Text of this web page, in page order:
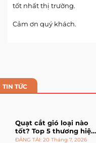
tốt nhất thị trường.
Cảm ơn quý khách.
TIN TỨC
Quạt cắt gió loại nào
tốt? Top 5 thương hiệu
đáng mua20 Tháng 7, 2026